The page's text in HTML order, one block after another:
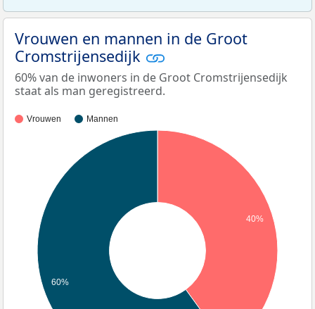
Vrouwen en mannen in de Groot
Cromstrijensedijk
60% van de inwoners in de Groot Cromstrijensedijk
staat als man geregistreerd.
Vrouwen Mannen
40%
60%